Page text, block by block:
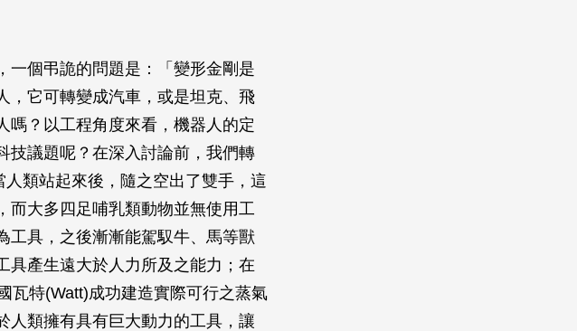
一個弔詭的問題是：「變形金剛是
，它可轉變成汽車，或是坦克、飛
嗎？以工程角度來看，機器人的定
技議題呢？在深入討論前，我們轉
類站起來後，隨之空出了雙手，這
而大多四足哺乳類動物並無使用工
工具，之後漸漸能駕馭牛、馬等獸
具產生遠大於人力所及之能力；在
瓦特(Watt)成功建造實際可行之蒸氣
人類擁有具有巨大動力的工具，讓